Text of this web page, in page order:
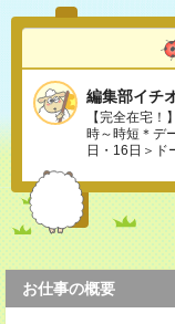
編集部イチ
【完全在宅
時～時短＊デ
日・16日＞ド
お仕事の概要